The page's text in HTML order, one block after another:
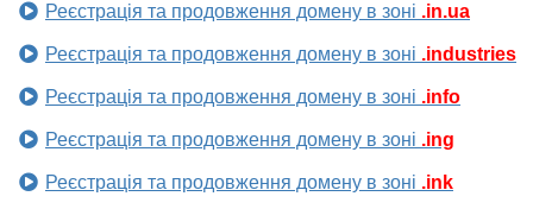
Реєстрація та продовження домену в зоні .in.ua
Реєстрація та продовження домену в зоні .industries
Реєстрація та продовження домену в зоні .info
Реєстрація та продовження домену в зоні .ing
Реєстрація та продовження домену в зоні .ink